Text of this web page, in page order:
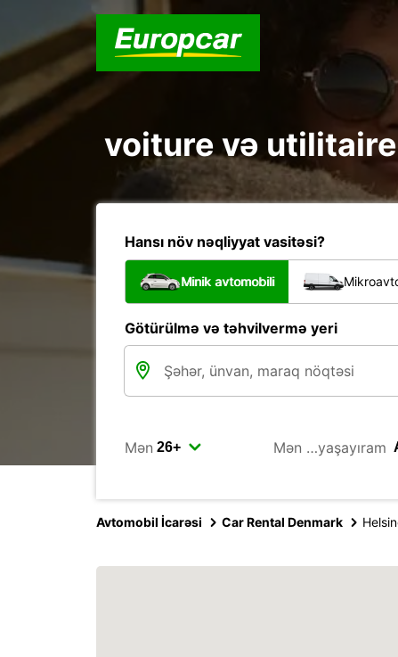
voiture və
Hansı növ nəqliyyat vasitəsi?
Minik avtomobili
Götürülmə və təhvilvermə yeri
Mən Mən …yaşayıram
Avtomobil İcarəsi Car Rental Denmark